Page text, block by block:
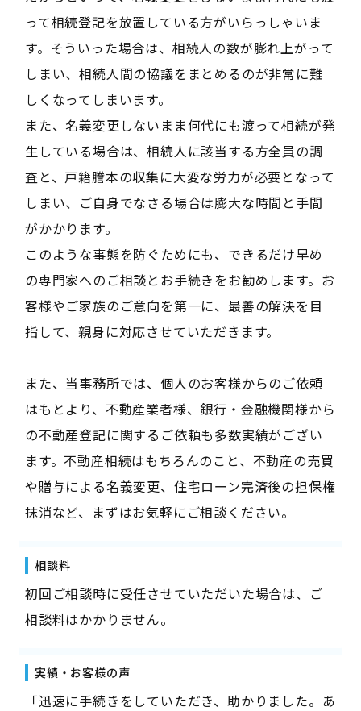
って相続登記を放置している方がいらっしゃいま
す。そういった場合は、相続人の数が膨れ上がって
しまい、相続人間の協議をまとめるのが非常に難
しくなってしまいます。
また、名義変更しないまま何代にも渡って相続が発
生している場合は、相続人に該当する方全員の調
査と、戸籍謄本の収集に大変な労力が必要となって
しまい、ご自身でなさる場合は膨大な時間と手間
がかかります。
このような事態を防ぐためにも、できるだけ早め
の専門家へのご相談とお手続きをお勧めします。お
客様やご家族のご意向を第一に、最善の解決を目
指して、親身に対応させていただきます。
また、当事務所では、個人のお客様からのご依頼
はもとより、不動産業者様、銀行・金融機関様から
の不動産登記に関するご依頼も多数実績がござい
ます。不動産相続はもちろんのこと、不動産の売買
や贈与による名義変更、住宅ローン完済後の担保権
抹消など、まずはお気軽にご相談ください。
相談料
初回ご相談時に受任させていただいた場合は、ご
相談料はかかりません。
実績・お客様の声
「迅速に手続きをしていただき、助かりました。あ